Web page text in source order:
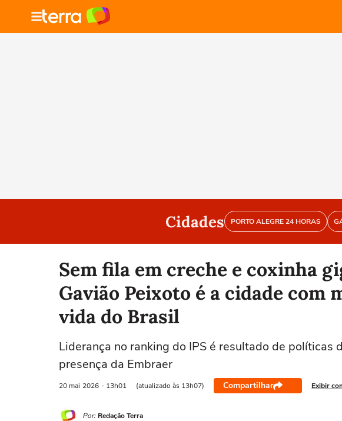
Cidades PORTO ALEGRE 24 HORAS
Sem fila em creche e coxinha
Gavião Peixoto é a cidade com
vida do Brasil
Liderança no ranking do IPS é resultado de políticas
presença da Embraer
20 mai 2026 - 13h01 (atualizado às 13h07) Compartilhar Exibir
Por: Redação Terra